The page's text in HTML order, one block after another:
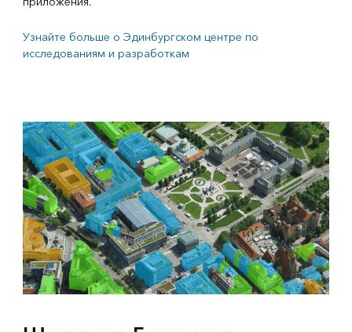
Узнайте больше о Эдинбургском центре по
исследованиям и разработкам